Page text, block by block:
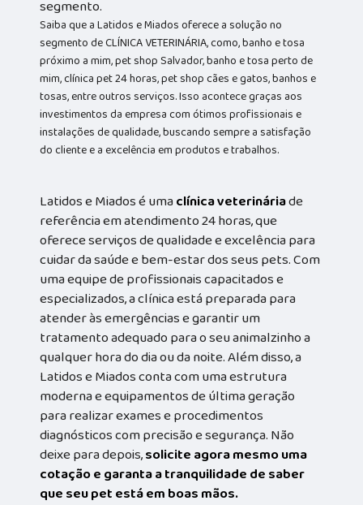
segmento.
Saiba que a Latidos e Miados oferece a solução no
segmento de CLÍNICA VETERINÁRIA, como, banho e tosa
próximo a mim, pet shop Salvador, banho e tosa perto de
mim, clínica pet 24 horas, pet shop cães e gatos, banhos e
tosas, entre outros serviços. Isso acontece graças aos
investimentos da empresa com ótimos profissionais e
instalações de qualidade, buscando sempre a satisfação
do cliente e a excelência em produtos e trabalhos.
Latidos e Miados é umaclínica veterináriade
referência em atendimento 24 horas, que
oferece serviços de qualidade e excelência para
cuidar da saúde e bem-estar dos seus pets. Com
uma equipe de profissionais capacitados e
especializados, a clínica está preparada para
atender às emergências e garantir um
tratamento adequado para o seu animalzinho a
qualquer hora do dia ou da noite. Além disso, a
Latidos e Miados conta com uma estrutura
moderna e equipamentos de última geração
para realizar exames e procedimentos
diagnósticos com precisão e segurança. Não
deixe para depois,solicite agora mesmo uma
cotação e garanta a tranquilidade de saber
que seu pet está em boas mãos.